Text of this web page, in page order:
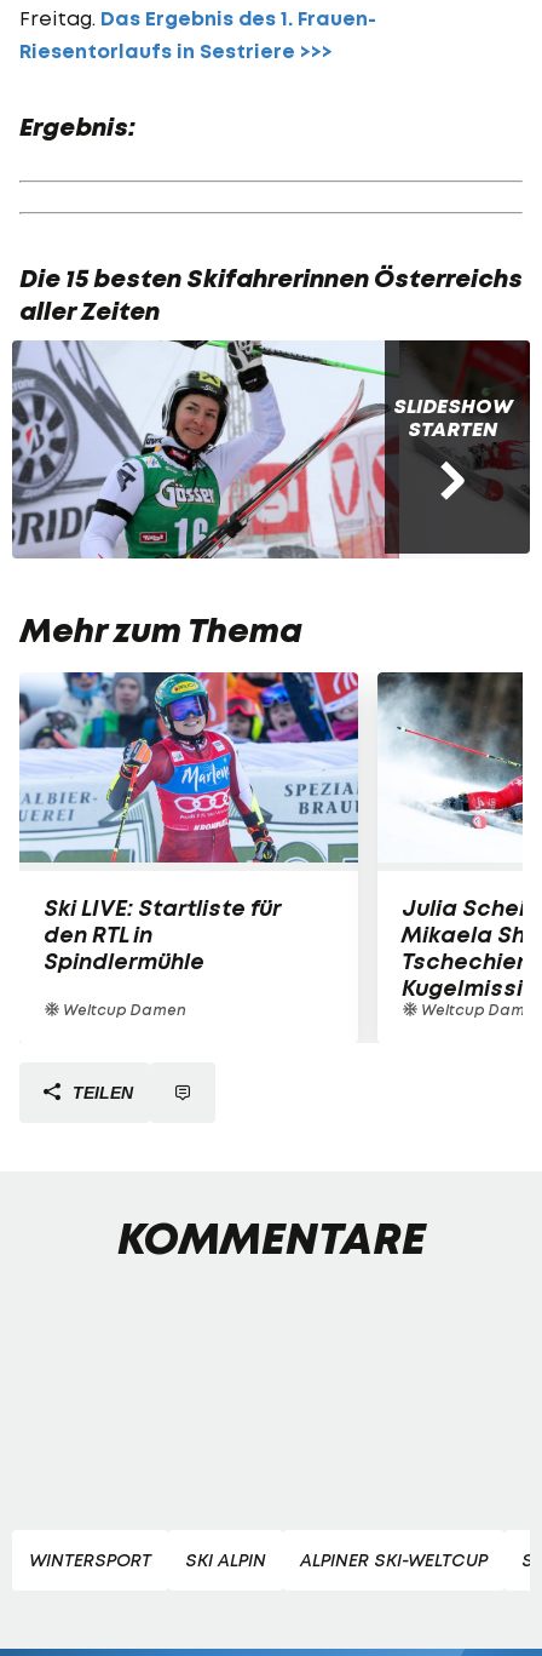
Freitag. Das Ergebnis des 1. Frauen-
Riesentorlaufs in Sestriere >>>
Ergebnis:
Die 15 besten Skifahrerinnen Österreichs
aller Zeiten
SLIDESHOW
STARTEN
Mehr zum Thema
Ski LIVE: Startliste für
den RTL in
Spindlermühle
Weltcup Damen
Julia
Mikaela
Tschechien
Weltcup
TEILEN
KOMMENTARE
WINTERSPORT SKI ALPIN ALPINER SKI-WELTCUP